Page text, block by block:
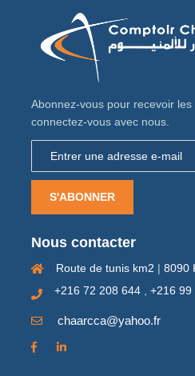
Abonnez-vous pour recevoir
connectez-vous avec nous.
S'ABONNER
Nous contacter
Route de tunis km2 | 8090
+216 72 208 644
+216 99
chaarcca@yahoo.fr